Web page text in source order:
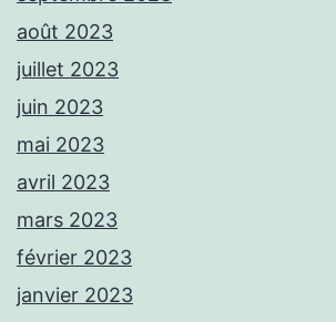
août 2023
juillet 2023
juin 2023
mai 2023
avril 2023
mars 2023
février 2023
janvier 2023